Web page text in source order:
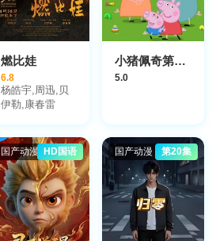
燃比娃
6.8
杨皓宇,周迅,贝
伊勒,康春雷
小猪佩奇第十二季中文配音
5.0
国产动漫 HD国语 国产动漫 第20集